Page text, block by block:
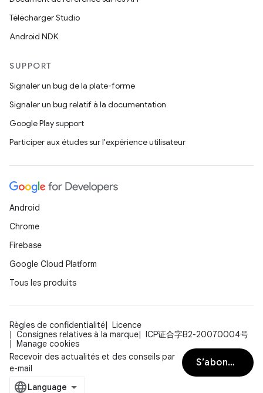
Télécharger Studio
Android NDK
SUPPORT
Signaler un bug de la plate-forme
Signaler un bug relatif à la documentation
Google Play support
Participer aux études sur l'expérience utilisateur
Android
Chrome
Firebase
Google Cloud Platform
Tous les produits
Règles de confidentialité
Licence
Consignes relatives à la marque
ICP证合字B2-20070004号
Manage cookies
Recevoir des actualités et des conseils par
e-mail
S’abonner